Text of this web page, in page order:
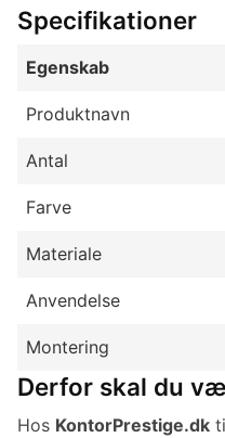
Specifikationer
Egenskab
Produktnavn
Antal
Farve
Materiale
Anvendelse
Montering
Derfor skal du
Hos KontorPrestige.dk